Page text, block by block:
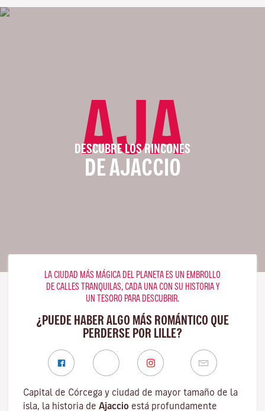
AJA
DESCUBRE LOS RINCONES
DE AJACCIO
LA CIUDAD MÁS MÁGICA DEL PLANETA ES UN EMBROLLO
DE CALLES TRANQUILAS, CADA UNA CON SU HISTORIA Y
UN TESORO PARA DESCUBRIR.
¿PUEDE HABER ALGO MÁS ROMÁNTICO QUE
PERDERSE POR LILLE?
Capital de Córcega y ciudad de mayor tamaño de la
isla, la historia de Ajaccio está profundamente